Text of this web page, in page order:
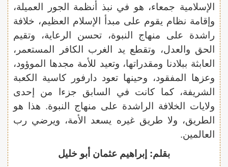
الإسلامية جمعاء، هو في نبذ أنظمة الجور العميلة،
وإقامة نظام يقوم على مبدأ الإسلام العظيم، خلافة
راشدة على منهاج النبوة، تحسن الرعاية، وتقيم
الحق والعدل، وتقطع يد الغرب الكافر المستعمر،
العابثة ببلادنا ومقدراتها، وتعيد للأمة مجدها الموؤود،
وعزها المفقود، وحينها تعود دارفور كاسية الكعبة
الشريفة، كما كانت في السابق جزءا من إحدى
ولايات الخلافة الراشدة على منهاج النبوة. هذا هو
الطريق، ولا طريق غيره يسعد الأمة، ويرضي رب
العالمين.
بقلم: إبراهيم عثمان أبو خليل